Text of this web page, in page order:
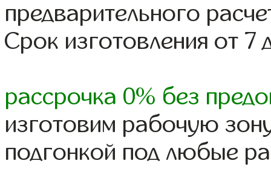
предварительного
Срок изготовления от 7
рассрочка 0% без
изготовим рабочую
подгонкой под любые